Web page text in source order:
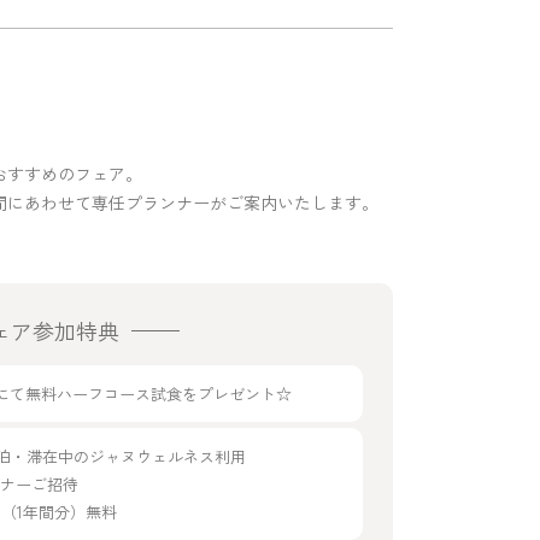
すめのフェア。
あわせて専任プランナーがご案内いたします。
ア参加特典
て無料ハーフコース試食をプレゼント☆
・滞在中のジャヌウェルネス利用
ーご招待
1年間分）無料